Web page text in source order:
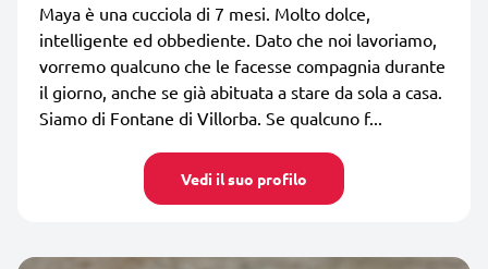
Maya è una cucciola di 7 mesi. Molto dolce,
intelligente ed obbediente. Dato che noi lavoriamo,
vorremo qualcuno che le facesse compagnia durante
il giorno, anche se già abituata a stare da sola a casa.
Siamo di Fontane di Villorba. Se qualcuno f...
Vedi il suo profilo